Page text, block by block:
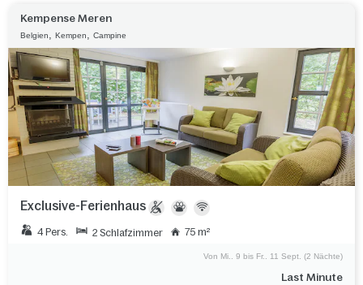
Kempense Meren
Belgien, Kempen, Campine
Exclusive-Ferienhaus
4 Pers. 2 Schlafzimmer 75 m²
Last Minute
Von Mi.. 9 bis Fr.. 11 Sept. (2 Nächte)